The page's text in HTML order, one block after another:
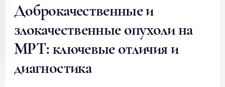
Доброкачественные и
злокачественные опухоли на
МРТ: ключевые отличия и
диагностика